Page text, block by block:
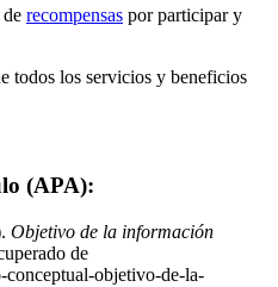
recompensas por participar y
todos los servicios y beneficios
(APA):
Objetivo de la información
de
objetivo-de-la-